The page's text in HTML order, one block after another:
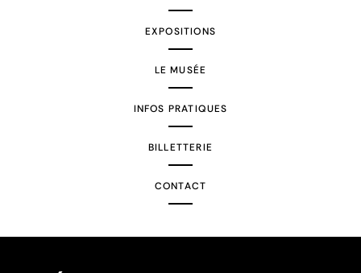
EXPOSITIONS
LE MUSÉE
INFOS PRATIQUES
BILLETTERIE
CONTACT